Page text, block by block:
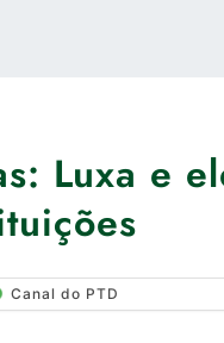
Luxa e
Canal do PTD